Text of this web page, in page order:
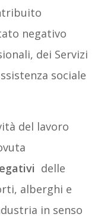
negativo
dei Servizi
sociale
del lavoro
delle
alberghi e
in senso